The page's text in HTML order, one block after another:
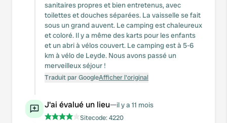
sanitaires propres et bien entretenus, avec
toilettes et douches séparées. La vaisselle se fait
sous un grand auvent. Le camping est chaleureux
et coloré. Il y a même des karts pour les enfants
et un abri à vélos couvert. Le camping est à 5-6
km à vélo de Leyde. Nous avons passé un
merveilleux séjour !
Traduit par GoogleAfficher l'original
J'ai évalué un lieu—il y a 11 mois
Sitecode:4220